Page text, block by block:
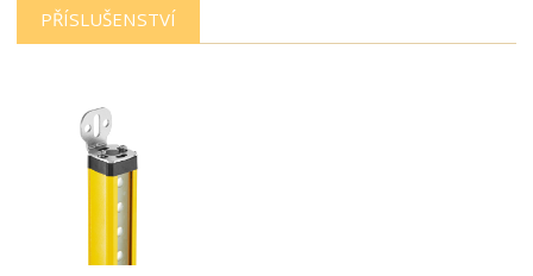
PŘÍSLUŠENSTVÍ